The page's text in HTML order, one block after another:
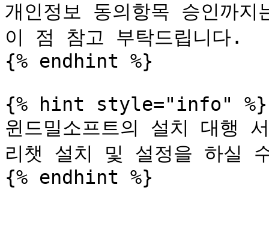
개인정보 동의항목 승인까
이 점 참고 부탁드립니다.
{% endhint %}
{% hint style="info" %}
윈드밀소프트의 설치 대행
리챗 설치 및 설정을 하실